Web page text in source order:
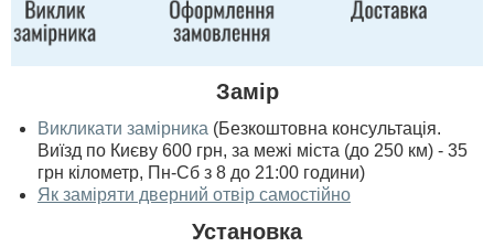
Замір
Викликати замірника (Безкоштовна консультація.
Виїзд по Києву 600 грн, за межі міста (до 250 км) - 35
грн кілометр, Пн-Сб з 8 до 21:00 години)
Як заміряти дверний отвір самостійно
Установка